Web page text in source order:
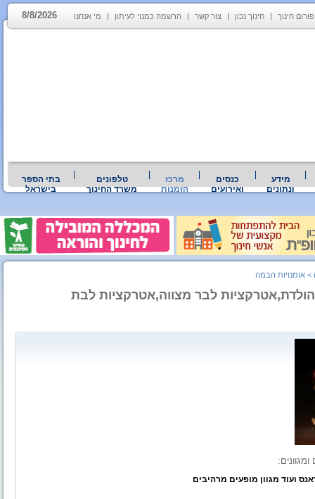
פורום חינוך חינוך נכון צור קשר הרשמה כמנוי לעיתון מי אנחנו 8/8/2026
מידע
ונתונים
כנסים
ואירועים
מרכז
הזמנות
טלפונים
משרד החינוך
בתי הספר
בישראל
> אומנויות הבמה
לבר מצווה,אטרקציות לבת
ועוד מגוון מופעים מרהיבים